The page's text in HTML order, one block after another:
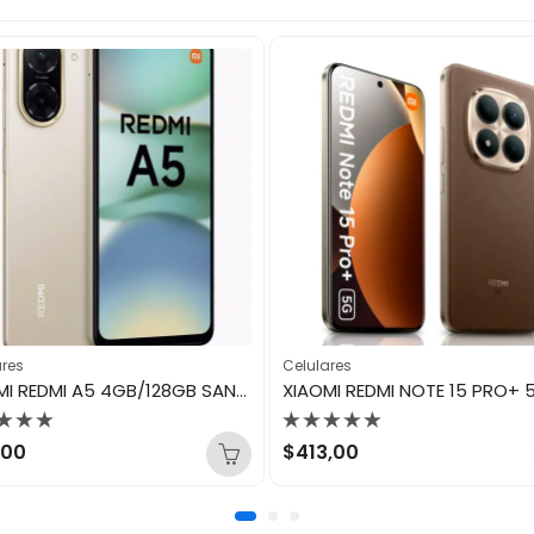
XIAOMI REDMI A5 4GB/128GB SANDY GOLD
Celulares
Valorado
con
$413,00